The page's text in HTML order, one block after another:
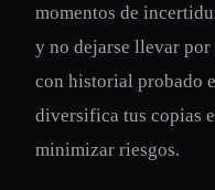
momentos de
y no dejarse llevar
con historial probado
diversifica tus copias
minimizar riesgos.